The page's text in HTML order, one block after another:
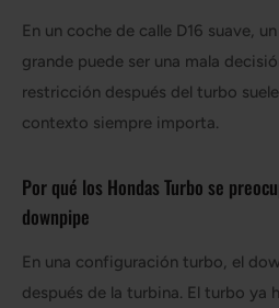
En un coche de calle D16 suave,
grande puede ser una mala
restricción después del turbo
contexto siempre importa.
Por qué los Hondas Turbo se
downpipe
En una configuración turbo, el
después de la turbina. El turbo ya